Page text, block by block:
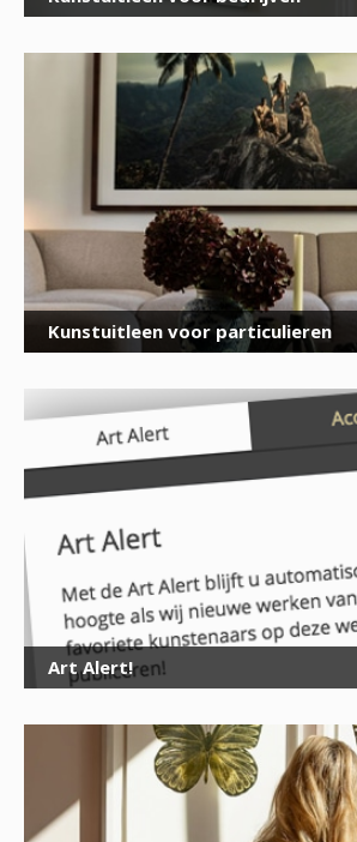
Kunstuitleen voor particulieren
Art Alert!
voor onze
E-
mailadres *